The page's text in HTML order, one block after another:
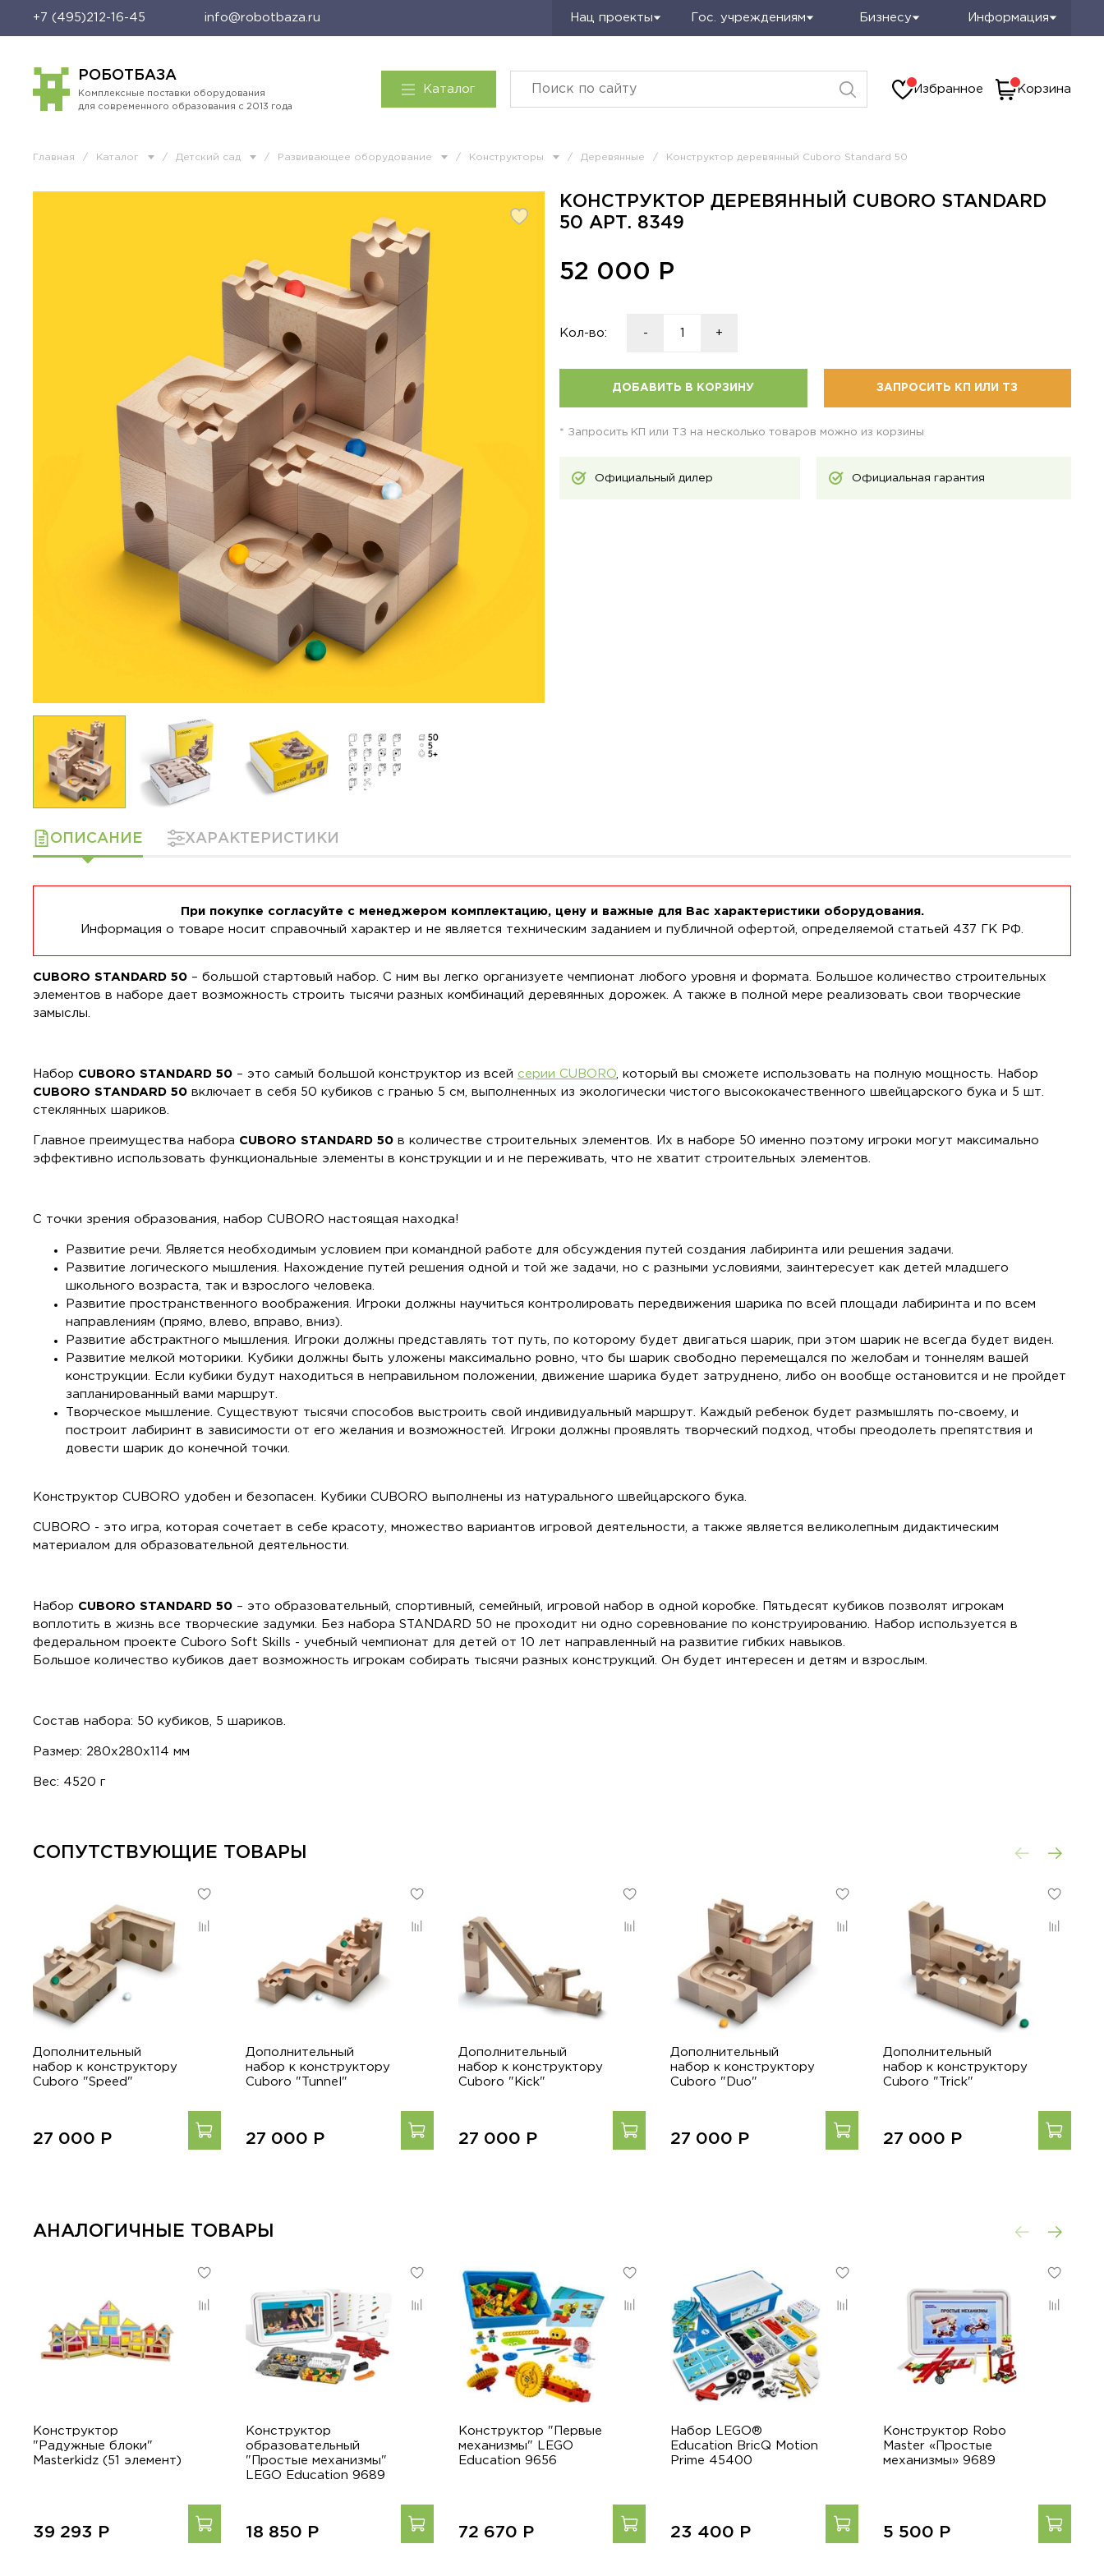
+7 (495)212-16-45 info@robotbaza.ru Нац проекты Гос. учреждениям Бизнесу Информация
РОБОТБАЗА
Комплексные поставки оборудования
для современного образования с 2013 года
Каталог Избранное Корзина
Главная / Каталог / Детский сад / Развивающее оборудование / Конструкторы / Деревянные / Конструктор деревянный Cuboro Standard 50
КОНСТРУКТОР ДЕРЕВЯННЫЙ CUBORO STANDARD
50 АРТ. 8349
52 000 Р
Кол-во: - +
ДОБАВИТЬ В КОРЗИНУ ЗАПРОСИТЬ КП ИЛИ ТЗ
* Запросить КП или ТЗ на несколько товаров можно из корзины
Официальный дилер Официальная гарантия
ОПИСАНИЕ ХАРАКТЕРИСТИКИ
При покупке согласуйте с менеджером комплектацию, цену и важные для Вас характеристики оборудования.
Информация о товаре носит справочный характер и не является техническим заданием и публичной офертой, определяемой статьей 437 ГК РФ.
CUBORO STANDARD 50 – большой стартовый набор. С ним вы легко организуете чемпионат любого уровня и формата. Большое количество строительных
элементов в наборе дает возможность строить тысячи разных комбинаций деревянных дорожек. А также в полной мере реализовать свои творческие
замыслы.
Набор CUBORO STANDARD 50 – это самый большой конструктор из всей серии CUBORO , который вы сможете использовать на полную мощность. Набор
CUBORO STANDARD 50 включает в себя 50 кубиков с гранью 5 см, выполненных из экологически чистого высококачественного швейцарского бука и 5 шт.
стеклянных шариков.
Главное преимущества набора CUBORO STANDARD 50 в количестве строительных элементов. Их в наборе 50 именно поэтому игроки могут максимально
эффективно использовать функциональные элементы в конструкции и и не переживать, что не хватит строительных элементов.
С точки зрения образования, набор CUBORO настоящая находка!
Развитие речи. Является необходимым условием при командной работе для обсуждения путей создания лабиринта или решения задачи.
Развитие логического мышления. Нахождение путей решения одной и той же задачи, но с разными условиями, заинтересует как детей младшего
школьного возраста, так и взрослого человека.
Развитие пространственного воображения. Игроки должны научиться контролировать передвижения шарика по всей площади лабиринта и по всем
направлениям (прямо, влево, вправо, вниз).
Развитие абстрактного мышления. Игроки должны представлять тот путь, по которому будет двигаться шарик, при этом шарик не всегда будет виден.
Развитие мелкой моторики. Кубики должны быть уложены максимально ровно, что бы шарик свободно перемещался по желобам и тоннелям вашей
конструкции. Если кубики будут находиться в неправильном положении, движение шарика будет затруднено, либо он вообще остановится и не пройдет
запланированный вами маршрут.
Творческое мышление. Существуют тысячи способов выстроить свой индивидуальный маршрут. Каждый ребенок будет размышлять по-своему, и
построит лабиринт в зависимости от его желания и возможностей. Игроки должны проявлять творческий подход, чтобы преодолеть препятствия и
довести шарик до конечной точки.
Конструктор CUBORO удобен и безопасен. Кубики CUBORO выполнены из натурального швейцарского бука.
CUBORO - это игра, которая сочетает в себе красоту, множество вариантов игровой деятельности, а также является великолепным дидактическим
материалом для образовательной деятельности.
Набор CUBORO STANDARD 50 – это образовательный, спортивный, семейный, игровой набор в одной коробке. Пятьдесят кубиков позволят игрокам
воплотить в жизнь все творческие задумки. Без набора STANDARD 50 не проходит ни одно соревнование по конструированию. Набор используется в
федеральном проекте Cuboro Soft Skills - учебный чемпионат для детей от 10 лет направленный на развитие гибких навыков.
Большое количество кубиков дает возможность игрокам собирать тысячи разных конструкций. Он будет интересен и детям и взрослым.
Состав набора: 50 кубиков, 5 шариков.
Размер: 280x280x114 мм
Вес: 4520 г
СОПУТСТВУЮЩИЕ ТОВАРЫ
Дополнительный
набор к конструктору
Cuboro "Speed"
27 000 Р
Дополнительный
набор к конструктору
Cuboro "Tunnel"
27 000 Р
Дополнительный
набор к конструктору
Cuboro "Kick"
27 000 Р
Дополнительный
набор к конструктору
Cuboro "Duo"
27 000 Р
Дополнительный
набор к конструктору
Cuboro "Trick"
27 000 Р
АНАЛОГИЧНЫЕ ТОВАРЫ
Конструктор
"Радужные блоки"
Masterkidz (51 элемент)
39 293 Р
Конструктор
образовательный
"Простые механизмы"
LEGO Education 9689
18 850 Р
Конструктор "Первые
механизмы" LEGO
Education 9656
72 670 Р
Набор LEGO®
Education BricQ Motion
Prime 45400
23 400 Р
Конструктор Robo
Master «Простые
механизмы» 9689
5 500 Р